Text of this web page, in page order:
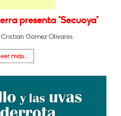
presenta "Secuoya"
Gómez Olivares
más...